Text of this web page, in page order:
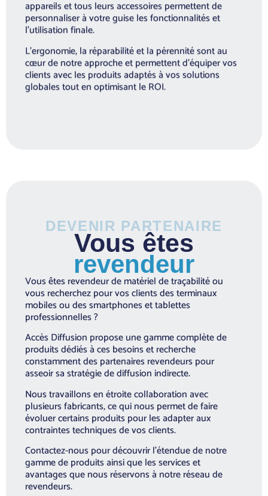
appareils et tous leurs accessoires permettent de
personnaliser à votre guise les fonctionnalités et
l’utilisation finale.
L’ergonomie, la réparabilité et la pérennité sont au
cœur de notre approche et permettent d’équiper vos
clients avec les produits adaptés à vos solutions
globales tout en optimisant le ROI.
DEVENIR PARTENAIRE
Vous êtes
revendeur
Vous êtes revendeur de matériel de traçabilité ou
vous recherchez pour vos clients des terminaux
mobiles ou des smartphones et tablettes
professionnelles ?
Accès Diffusion propose une gamme complète de
produits dédiés à ces besoins et recherche
constamment des partenaires revendeurs pour
asseoir sa stratégie de diffusion indirecte.
Nous travaillons en étroite collaboration avec
plusieurs fabricants, ce qui nous permet de faire
évoluer certains produits pour les adapter aux
contraintes techniques de vos clients.
Contactez-nous pour découvrir l’étendue de notre
gamme de produits ainsi que les services et
avantages que nous réservons à notre réseau de
revendeurs.